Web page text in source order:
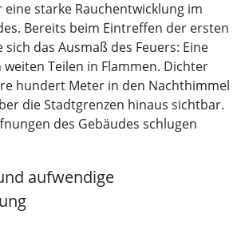
starke Rauchentwicklung im
Bereits beim Eintreffen der ersten
sich das Ausmaß des Feuers: Eine
Teilen in Flammen. Dichter
hundert Meter in den Nachthimmel
die Stadtgrenzen hinaus sichtbar.
des Gebäudes schlugen
aufwendige